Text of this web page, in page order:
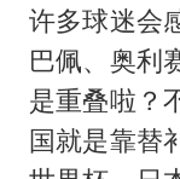
许多球迷会
巴佩、奥利
是重叠啦？
国就是靠替